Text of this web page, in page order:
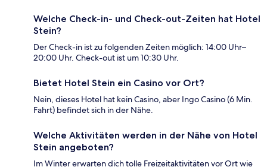
Welche Check-in- und Check-out-Zeiten hat Hotel
Stein?
Der Check-in ist zu folgenden Zeiten möglich: 14:00 Uhr–
20:00 Uhr. Check-out ist um 10:30 Uhr.
Bietet Hotel Stein ein Casino vor Ort?
Nein, dieses Hotel hat kein Casino, aber Ingo Casino (6 Min.
Fahrt) befindet sich in der Nähe.
Welche Aktivitäten werden in der Nähe von Hotel
Stein angeboten?
Im Winter erwarten dich tolle Freizeitaktivitäten vor Ort wie